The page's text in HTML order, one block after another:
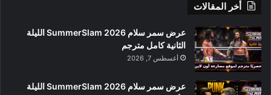
أخر المقالات
عرض سمر سلام SummerSlam 2026 الليلة
الثانية كامل مترجم
أغسطس 7, 2026
عرض سمر سلام SummerSlam 2026 الليلة